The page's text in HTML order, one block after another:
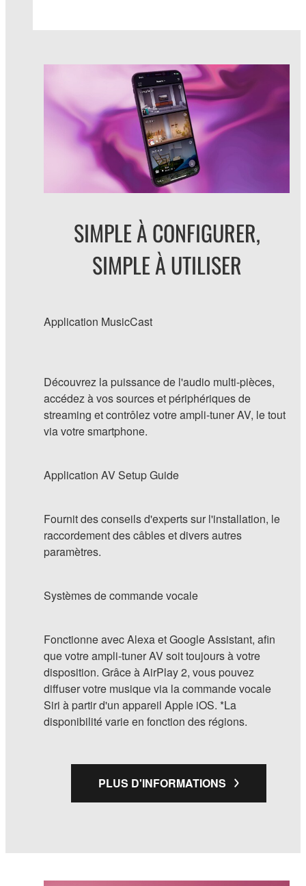
SIMPLE À CONFIGURER,
SIMPLE À UTILISER
Application MusicCast
Découvrez la puissance de l'audio multi-pièces,
accédez à vos sources et périphériques de
streaming et contrôlez votre ampli-tuner AV, le tout
via votre smartphone.
Application AV Setup Guide
Fournit des conseils d'experts sur l'installation, le
raccordement des câbles et divers autres
paramètres.
Systèmes de commande vocale
Fonctionne avec Alexa et Google Assistant, afin
que votre ampli-tuner AV soit toujours à votre
disposition. Grâce à AirPlay 2, vous pouvez
diffuser votre musique via la commande vocale
Siri à partir d'un appareil Apple iOS. *La
disponibilité varie en fonction des régions.
PLUS D'INFORMATIONS